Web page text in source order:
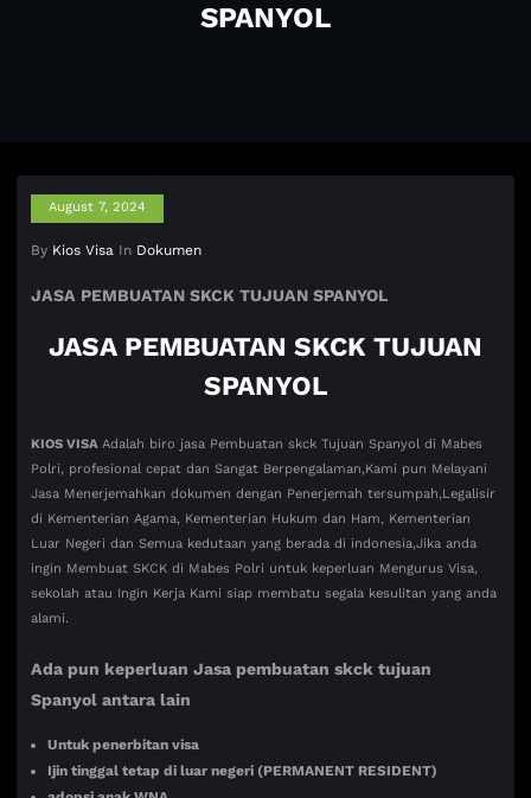
SPANYOL
August 7, 2024
By Kios Visa In Dokumen
JASA PEMBUATAN SKCK TUJUAN SPANYOL
JASA PEMBUATAN SKCK TUJUAN
SPANYOL
KIOS VISAAdalah biro jasa Pembuatan skck Tujuan Spanyol di Mabes
Polri, profesional cepat dan Sangat Berpengalaman,Kami pun Melayani
Jasa Menerjemahkan dokumen dengan Penerjemah tersumpah,Legalisir
di Kementerian Agama, Kementerian Hukum dan Ham, Kementerian
Luar Negeri dan Semua kedutaan yang berada di indonesia,Jika anda
ingin Membuat SKCK di Mabes Polri untuk keperluan Mengurus Visa,
sekolah atau Ingin Kerja Kami siap membatu segala kesulitan yang anda
alami.
Ada pun keperluan Jasa pembuatan skck tujuan
Spanyol antara lain
Untuk penerbitan visa
Ijin tinggal tetap di luar negeri (PERMANENT RESIDENT)